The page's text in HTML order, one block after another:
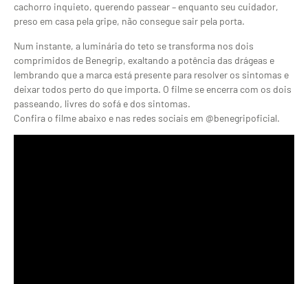
cachorro inquieto, querendo passear – enquanto seu cuidador,
preso em casa pela gripe, não consegue sair pela porta.
Num instante, a luminária do teto se transforma nos dois
comprimidos de Benegrip, exaltando a potência das drágeas e
lembrando que a marca está presente para resolver os sintomas e
deixar todos perto do que importa. O filme se encerra com os dois
passeando, livres do sofá e dos sintomas.
Confira o filme abaixo e nas redes sociais em @benegripoficial.